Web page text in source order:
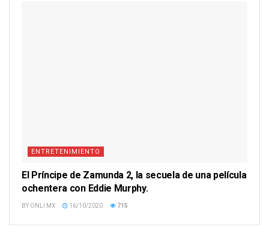
ENTRETENIMIENTO
El Príncipe de Zamunda 2, la secuela de una película
ochentera con Eddie Murphy.
BY ONLI MX 16/10/2020 715